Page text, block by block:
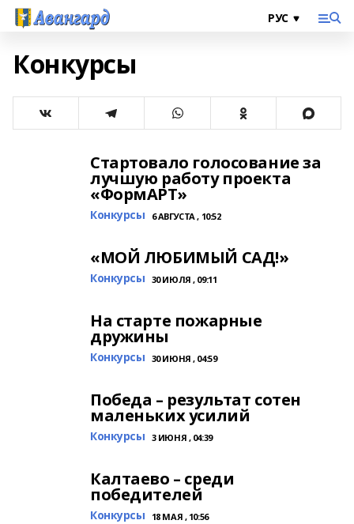
Конкурсы
Стартовало голосование за
лучшую работу проекта
«ФормАРТ»
Конкурсы 6 АВГУСТА , 10:52
«МОЙ ЛЮБИМЫЙ САД!»
Конкурсы 30 ИЮЛЯ , 09:11
На старте пожарные
дружины
Конкурсы 30 ИЮНЯ , 04:59
Победа – результат сотен
маленьких усилий
Конкурсы 3 ИЮНЯ , 04:39
Калтаево – среди
победителей
Конкурсы 18 МАЯ , 10:56